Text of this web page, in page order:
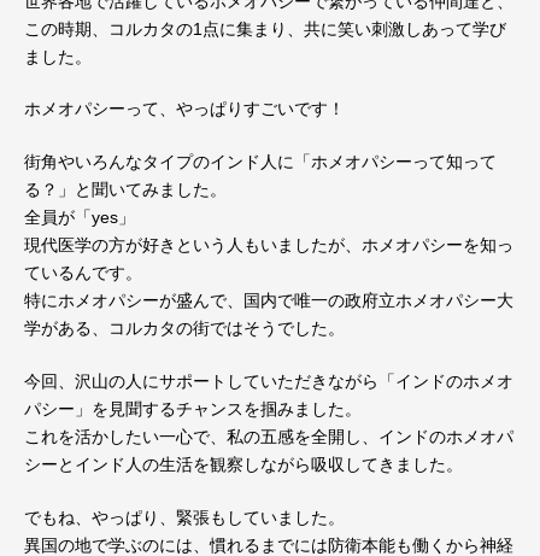
この時期、コルカタの1点に集まり、共に笑い刺激しあって学び
ました。
ホメオパシーって、やっぱりすごいです！
街角やいろんなタイプのインド人に「ホメオパシーって知って
る？」と聞いてみました。
全員が「yes」
現代医学の方が好きという人もいましたが、ホメオパシーを知っ
ているんです。
特にホメオパシーが盛んで、国内で唯一の政府立ホメオパシー大
学がある、コルカタの街ではそうでした。
今回、沢山の人にサポートしていただきながら「インドのホメオ
パシー」を見聞するチャンスを掴みました。
これを活かしたい一心で、私の五感を全開し、インドのホメオパ
シーとインド人の生活を観察しながら吸収してきました。
でもね、やっぱり、緊張もしていました。
異国の地で学ぶのには、慣れるまでには防衛本能も働くから神経